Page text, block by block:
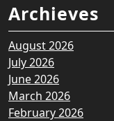
Archieves
August 2026
July 2026
June 2026
March 2026
February 2026